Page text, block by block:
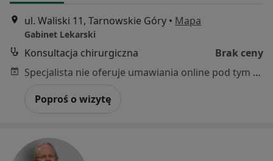
ul. Waliski 11, Tarnowskie Góry • Mapa
Gabinet Lekarski
Konsultacja chirurgiczna
Brak ceny
Specjalista nie oferuje umawiania online pod tym adresem.
Poproś o wizytę